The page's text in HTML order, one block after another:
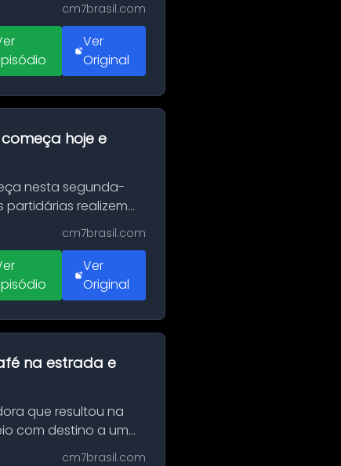
cm7brasil.com
Ver
Original
hoje e
nesta segunda-
realizem
cm7brasil.com
Ver
Original
na estrada e
que resultou na
com destino a um
cm7brasil.com